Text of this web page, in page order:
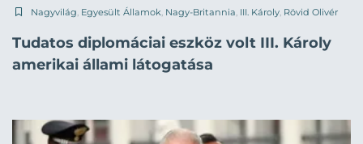
Nagyvilág Egyesült Államok Nagy-Britannia III. Károly Rövid Olivér
Tudatos diplomáciai eszköz volt III. Károly
amerikai állami látogatása